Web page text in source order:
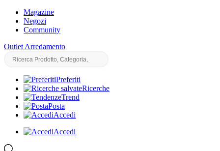
Magazine
Negozi
Community
Outlet Arredamento
Preferiti
Ricerche
Trend
Posta
Accedi
Accedi